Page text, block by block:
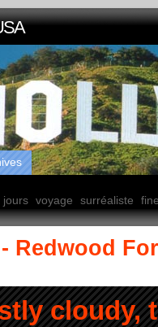
jours voyage surréaliste
Redwood
cloudy,